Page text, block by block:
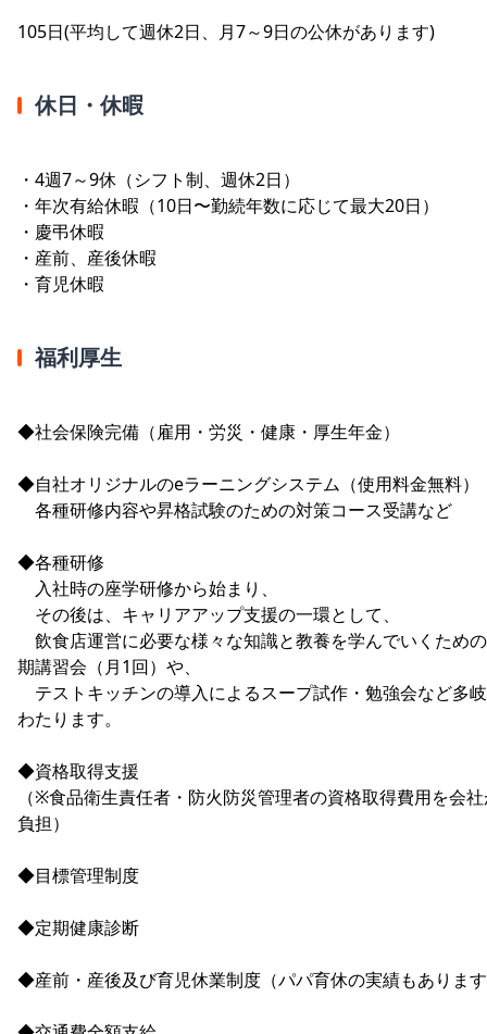
105日(平均して週休2日、月7～9日の公休があります)
休日・休暇
・4週7～9休（シフト制、週休2日）
・年次有給休暇（10日〜勤続年数に応じて最大20日）
・慶弔休暇
・産前、産後休暇
・育児休暇
福利厚生
◆社会保険完備（雇用・労災・健康・厚生年金）
◆自社オリジナルのeラーニングシステム（使用料金無料）
各種研修内容や昇格試験のための対策コース受講など
◆各種研修
入社時の座学研修から始まり、
その後は、キャリアアップ支援の一環として、
飲食店運営に必要な様々な知識と教養を学んでいくため
期講習会（月1回）や、
テストキッチンの導入によるスープ試作・勉強会など多
わたります。
◆資格取得支援
（※食品衛生責任者・防火防災管理者の資格取得費用を会
負担）
◆目標管理制度
◆定期健康診断
◆産前・産後及び育児休業制度（パパ育休の実績もありま